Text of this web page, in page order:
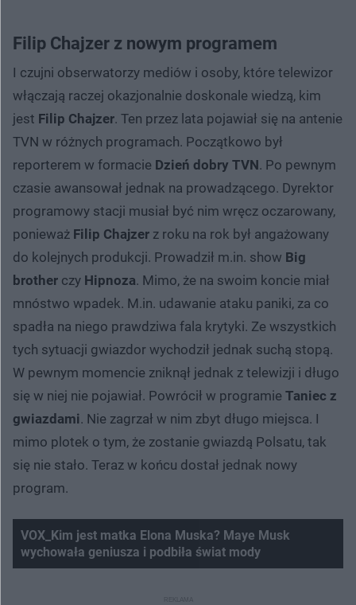
Filip Chajzer z nowym programem
I czujni obserwatorzy mediów i osoby, które telewizor
włączają raczej okazjonalnie doskonale wiedzą, kim
jest Filip Chajzer. Ten przez lata pojawiał się na antenie
TVN w różnych programach. Początkowo był
reporterem w formacie Dzień dobry TVN. Po pewnym
czasie awansował jednak na prowadzącego. Dyrektor
programowy stacji musiał być nim wręcz oczarowany,
ponieważ Filip Chajzer z roku na rok był angażowany
do kolejnych produkcji. Prowadził m.in. show Big
brother czy Hipnoza. Mimo, że na swoim koncie miał
mnóstwo wpadek. M.in. udawanie ataku paniki, za co
spadła na niego prawdziwa fala krytyki. Ze wszystkich
tych sytuacji gwiazdor wychodził jednak suchą stopą.
W pewnym momencie zniknął jednak z telewizji i długo
się w niej nie pojawiał. Powrócił w programie Taniec z
gwiazdami. Nie zagrzał w nim zbyt długo miejsca. I
mimo plotek o tym, że zostanie gwiazdą Polsatu, tak
się nie stało. Teraz w końcu dostał jednak nowy
program.
VOX_Kim jest matka Elona Muska? Maye Musk
wychowała geniusza i podbiła świat mody